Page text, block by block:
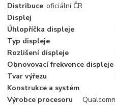
Distribuce oficiální ČR
Displej
Úhlopříčka displeje
Typ displeje
Rozlišení displeje
Obnovovací frekvence displeje
Tvar výřezu
Konstrukce a systém
Výrobce procesoru